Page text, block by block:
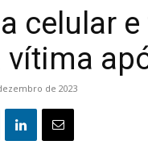
celular
vítima
de 2023